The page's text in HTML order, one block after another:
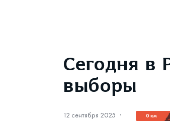
Сегодня в
выборы
12 сентября 2025 · 0 км